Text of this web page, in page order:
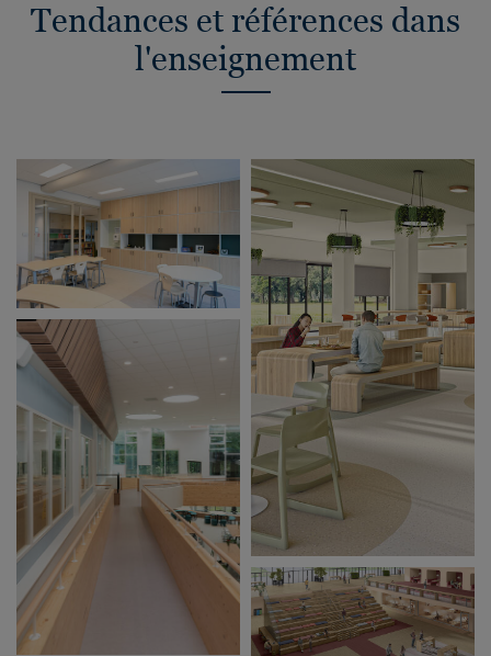
Tendances et références dans
l'enseignement